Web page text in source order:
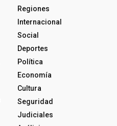
Regiones
Internacional
Social
Deportes
Política
Economía
Cultura
Seguridad
Judiciales